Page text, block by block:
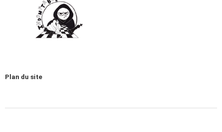
Plan du site